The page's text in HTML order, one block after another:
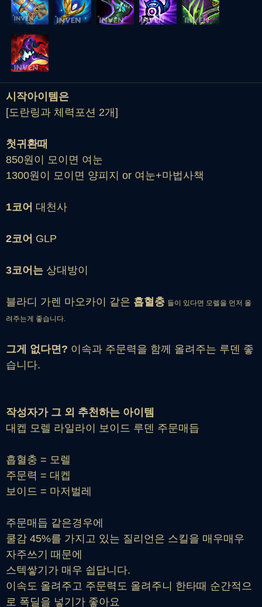
시작아이템은
[도란링과 체력포션 2개]
첫귀환때
850원이 모이면 여눈
1300원이 모이면 양피지 or 여눈+마법사책
1코어 대천사
2코어 GLP
3코어는 상대방이
블라디 가렌 마오카이 같은 흡혈충 들이 있다면 모렐을 먼저 올
려주는게 좋습니다.
그게 없다면? 이속과 주문력을 함께 올려주는 루덴 좋
습니다.
작성자가 그 외 추천하는 아이템
대켑 모렐 라일라이 보이드 루덴 주문매듭
흡혈충 = 모렐
주문력 = 대켑
보이드 = 마저벌레
주문매듭 같은경우에
쿨감 45%를 가지고 있는 질리언은 스킬을 매우매우
자주쓰기 때문에
스텍쌓기가 매우 쉽답니다.
이속도 올려주고 주문력도 올려주니 한타때 순간적으
로 폭딜을 넣기가 좋아요